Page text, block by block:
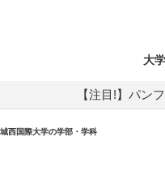
大
【注目!】パン
城西国際大学の学部・学科